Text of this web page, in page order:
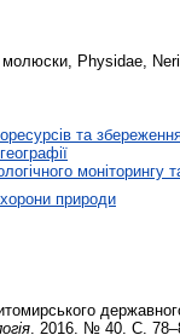
молюски, Physidae,
та збереження
моніторингу
природи
. 2016. № 40. С.